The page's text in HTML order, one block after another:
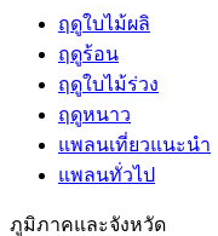
ฤดูใบไม้ผลิ
ฤดูร้อน
ฤดูใบไม้ร่วง
ฤดูหนาว
แพลนเที่ยวแนะนำ
แพลนทั่วไป
ภูมิภาคและจังหวัด